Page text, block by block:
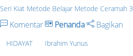
Seri Kiat Metode Belajar Metode Ceramah 3
Komentar Penanda Bagikan
HIDAYAT Ibrahim Yunus